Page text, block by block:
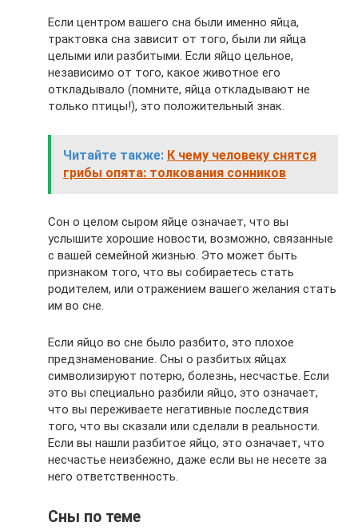
Если центром вашего сна были именно яйца,
трактовка сна зависит от того, были ли яйца
целыми или разбитыми. Если яйцо цельное,
независимо от того, какое животное его
откладывало (помните, яйца откладывают не
только птицы!), это положительный знак.
Читайте также: К чему человеку снятся
грибы опята: толкования сонников
Сон о целом сыром яйце означает, что вы
услышите хорошие новости, возможно, связанные
с вашей семейной жизнью. Это может быть
признаком того, что вы собираетесь стать
родителем, или отражением вашего желания стать
им во сне.
Если яйцо во сне было разбито, это плохое
предзнаменование. Сны о разбитых яйцах
символизируют потерю, болезнь, несчастье. Если
это вы специально разбили яйцо, это означает,
что вы переживаете негативные последствия
того, что вы сказали или сделали в реальности.
Если вы нашли разбитое яйцо, это означает, что
несчастье неизбежно, даже если вы не несете за
него ответственность.
Сны по теме